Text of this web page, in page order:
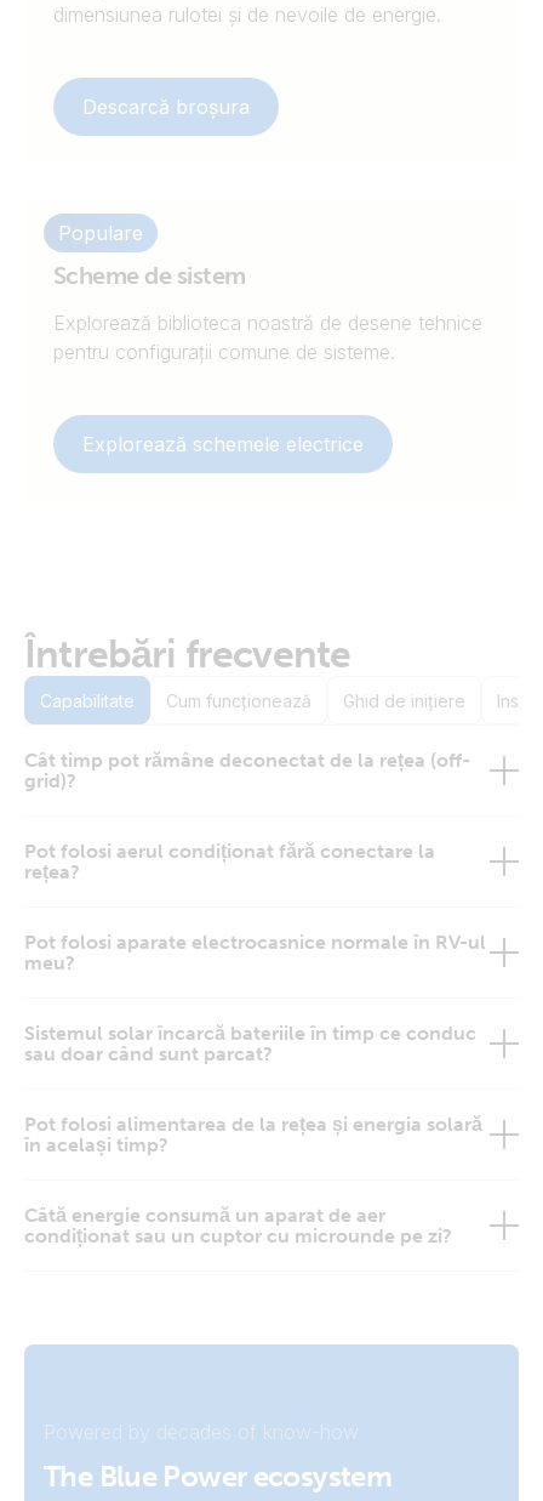
dimensiunea rulotei și de nevoile de energie.
Descarcă broșura
Populare
Scheme de sistem
Explorează biblioteca noastră de desene tehnice
pentru configurații comune de sisteme.
Explorează schemele electrice
Întrebări frecvente
Capabilitate Cum funcționează Ghid de inițiere
Cât timp pot rămâne deconectat de la rețea (off-
grid)?
Pot folosi aerul condiționat fără conectare la
rețea?
Pot folosi aparate electrocasnice normale în RV-ul
meu?
Sistemul solar încarcă bateriile în timp ce conduc
sau doar când sunt parcat?
Pot folosi alimentarea de la rețea și energia solară
în același timp?
Câtă energie consumă un aparat de aer
condiționat sau un cuptor cu microunde pe zi?
Powered by decades of know-how
The Blue Power ecosystem